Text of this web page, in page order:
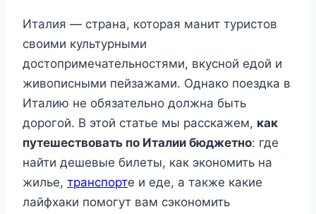
Италия — страна, которая манит туристов
своими культурными
достопримечательностями, вкусной едой и
живописными пейзажами. Однако поездка в
Италию не обязательно должна быть
дорогой. В этой статье мы расскажем, как
путешествовать по Италии бюджетно: где
найти дешевые билеты, как экономить на
жилье, транспорте и еде, а также какие
лайфхаки помогут вам сэкономить